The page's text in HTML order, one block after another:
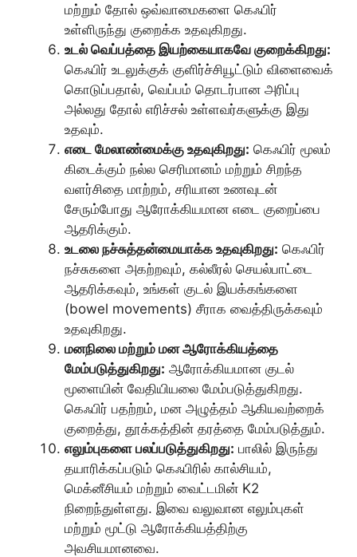
மற்றும் தோல் ஒவ்வாமைகளை கெஃபிர்
உள்ளிருந்து குறைக்க உதவுகிறது.
உடல் வெப்பத்தை இயற்கையாகவே குறைக்கிறது:
கெஃபிர் உடலுக்குக் குளிர்ச்சியூட்டும் விளைவைக்
கொடுப்பதால், வெப்பம் தொடர்பான அரிப்பு
அல்லது தோல் எரிச்சல் உள்ளவர்களுக்கு இது
உதவும்.
எடை மேலாண்மைக்கு உதவுகிறது: கெஃபிர் மூலம்
கிடைக்கும் நல்ல செரிமானம் மற்றும் சிறந்த
வளர்சிதை மாற்றம், சரியான உணவுடன்
சேரும்போது ஆரோக்கியமான எடை குறைப்பை
ஆதரிக்கும்.
உடலை நச்சுத்தன்மையாக்க உதவுகிறது: கெஃபிர்
நச்சுகளை அகற்றவும், கல்லீரல் செயல்பாட்டை
ஆதரிக்கவும், உங்கள் குடல் இயக்கங்களை
(bowel movements) சீராக வைத்திருக்கவும்
உதவுகிறது.
மனநிலை மற்றும் மன ஆரோக்கியத்தை
மேம்படுத்துகிறது: ஆரோக்கியமான குடல்
மூளையின் வேதியியலை மேம்படுத்துகிறது.
கெஃபிர் பதற்றம், மன அழுத்தம் ஆகியவற்றைக்
குறைத்து, தூக்கத்தின் தரத்தை மேம்படுத்தும்.
எலும்புகளை பலப்படுத்துகிறது: பாலில் இருந்து
தயாரிக்கப்படும் கெஃபிரில் கால்சியம்,
மெக்னீசியம் மற்றும் வைட்டமின் K2
நிறைந்துள்ளது. இவை வலுவான எலும்புகள்
மற்றும் மூட்டு ஆரோக்கியத்திற்கு
அவசியமானவை.